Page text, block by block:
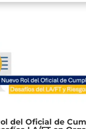
del Oficial de